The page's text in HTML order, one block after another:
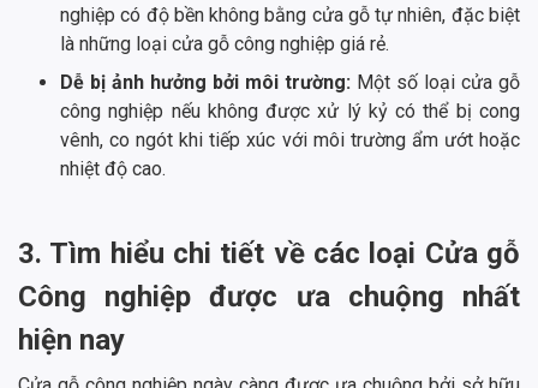
nghiệp có độ bền không bằng cửa gỗ tự nhiên, đặc biệt
là những loại cửa gỗ công nghiệp giá rẻ.
Dễ bị ảnh hưởng bởi môi trường: Một số loại cửa gỗ
công nghiệp nếu không được xử lý kỷ có thể bị cong
vênh, co ngót khi tiếp xúc với môi trường ẩm ướt hoặc
nhiệt độ cao.
3. Tìm hiểu chi tiết về các loại Cửa gỗ
Công nghiệp được ưa chuộng nhất
hiện nay